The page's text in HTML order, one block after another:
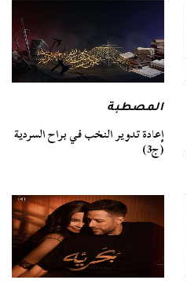
المصطبة
إعادة تدوير النخب في براح السردية
(ج3)